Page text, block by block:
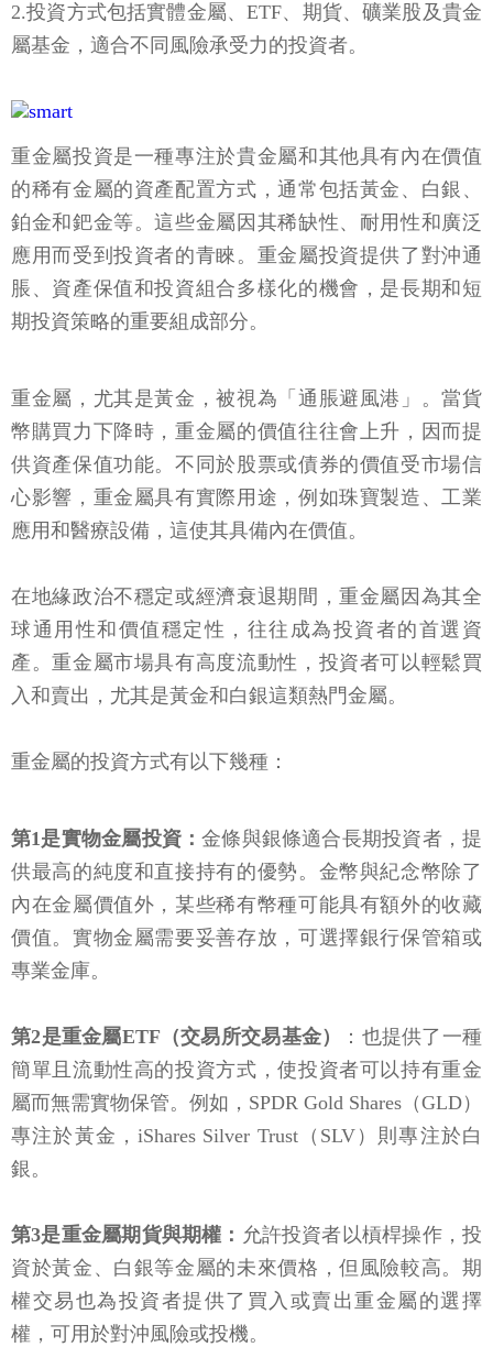
2.投資方式包括實體金屬、ETF、期貨、礦業股及貴金
屬基金，適合不同風險承受力的投資者。
重金屬投資是一種專注於貴金屬和其他具有內在價值
的稀有金屬的資產配置方式，通常包括黃金、白銀、
鉑金和鈀金等。這些金屬因其稀缺性、耐用性和廣泛
應用而受到投資者的青睞。重金屬投資提供了對沖通
脹、資產保值和投資組合多樣化的機會，是長期和短
期投資策略的重要組成部分。
重金屬，尤其是黃金，被視為「通脹避風港」。當貨
幣購買力下降時，重金屬的價值往往會上升，因而提
供資產保值功能。不同於股票或債券的價值受市場信
心影響，重金屬具有實際用途，例如珠寶製造、工業
應用和醫療設備，這使其具備內在價值。
在地緣政治不穩定或經濟衰退期間，重金屬因為其全
球通用性和價值穩定性，往往成為投資者的首選資
產。重金屬市場具有高度流動性，投資者可以輕鬆買
入和賣出，尤其是黃金和白銀這類熱門金屬。
重金屬的投資方式有以下幾種：
第1是實物金屬投資：金條與銀條適合長期投資者，提
供最高的純度和直接持有的優勢。金幣與紀念幣除了
內在金屬價值外，某些稀有幣種可能具有額外的收藏
價值。實物金屬需要妥善存放，可選擇銀行保管箱或
專業金庫。
第2是重金屬ETF（交易所交易基金）
：也提供了一種
簡單且流動性高的投資方式，使投資者可以持有重金
屬而無需實物保管。例如，SPDR Gold Shares（GLD）
專注於黃金，iShares Silver Trust（SLV）則專注於白
銀。
第3是重金屬期貨與期權： 允許投資者以槓桿操作，投
資於黃金、白銀等金屬的未來價格，但風險較高。期
權交易也為投資者提供了買入或賣出重金屬的選擇
權，可用於對沖風險或投機。